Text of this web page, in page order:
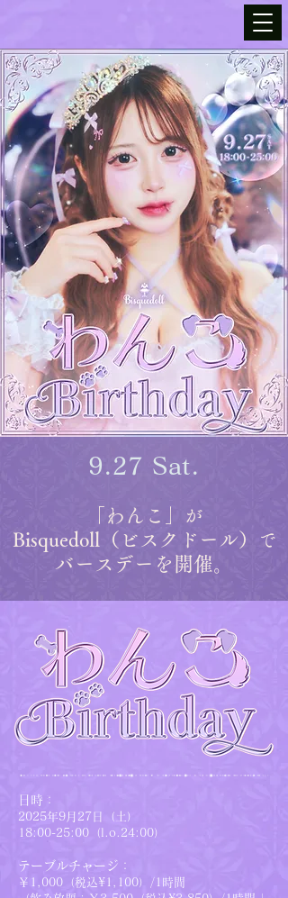
9.27 Sat.
「わんこ」 が
Bisquedoll（ビスクドール） で
バースデーを開催。
日時：
2025年9月27日（土）
18:00-25:00（l.o.24:00）
テーブルチャージ：
￥1,000（税込¥1,100）/1時間